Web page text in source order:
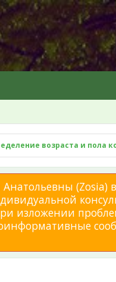
возраста и пола
(Zosia)
изложении